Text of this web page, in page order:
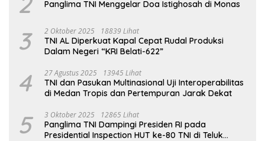
Panglima TNI Menggelar Doa Istighosah di Monas
3 2 Oktober 2025 18839 Lihat
TNI AL Diperkuat Kapal Cepat Rudal Produksi
Dalam Negeri “KRI Belati-622”
4 27 Agustus 2025 13945 Lihat
TNI dan Pasukan Multinasional Uji Interoperabilitas
di Medan Tropis dan Pertempuran Jarak Dekat
5 3 Oktober 2025 12865 Lihat
Panglima TNI Dampingi Presiden RI pada
Presidential Inspection HUT ke-80 TNI di Teluk